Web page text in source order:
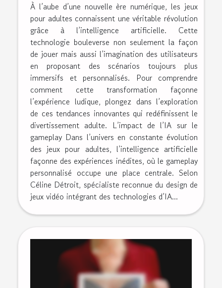
À l’aube d’une nouvelle ère numérique, les jeux
pour adultes connaissent une véritable révolution
grâce à l’intelligence artificielle. Cette
technologie bouleverse non seulement la façon
de jouer mais aussi l’imagination des utilisateurs
en proposant des scénarios toujours plus
immersifs et personnalisés. Pour comprendre
comment cette transformation façonne
l’expérience ludique, plongez dans l’exploration
de ces tendances innovantes qui redéfinissent le
divertissement adulte. L’impact de l’IA sur le
gameplay Dans l’univers en constante évolution
des jeux pour adultes, l’intelligence artificielle
façonne des expériences inédites, où le gameplay
personnalisé occupe une place centrale. Selon
Céline Détroit, spécialiste reconnue du design de
jeux vidéo intégrant des technologies d’IA...